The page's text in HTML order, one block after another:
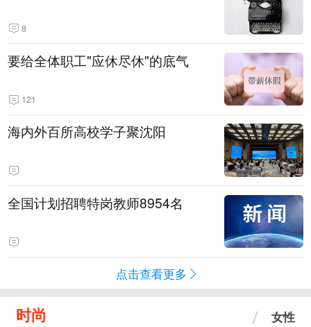
8
要给全体职工"应休尽休"的底气
121
海内外百所高校学子聚沈阳
全国计划招聘特岗教师8954名
点击查看更多
时尚 女性